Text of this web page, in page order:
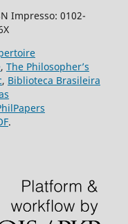
Impresso: 0102-
, The Philosopher’s
, Biblioteca Brasileira
.